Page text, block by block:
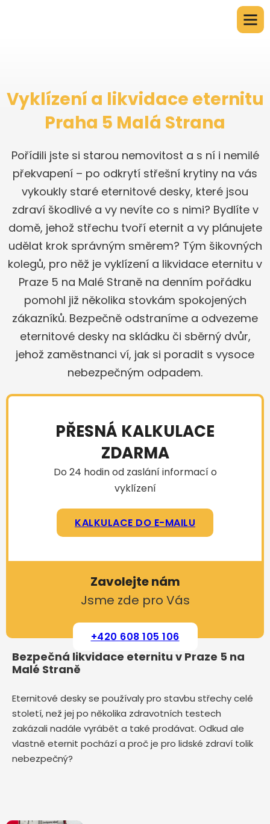
Vyklízení a likvidace eternitu
Praha 5 Malá Strana
Pořídili jste si starou nemovitost a s ní i nemilé
překvapení – po odkrytí střešní krytiny na vás
vykoukly staré eternitové desky, které jsou
zdraví škodlivé a vy nevíte co s nimi? Bydlíte v
domě, jehož střechu tvoří eternit a vy plánujete
udělat krok správným směrem? Tým šikovných
kolegů, pro něž je vyklízení a likvidace eternitu v
Praze 5 na Malé Straně na denním pořádku
pomohl již několika stovkám spokojených
zákazníků. Bezpečně odstraníme a odvezeme
eternitové desky na skládku či sběrný dvůr,
jehož zaměstnanci ví, jak si poradit s vysoce
nebezpečným odpadem.
PŘESNÁ KALKULACE
ZDARMA
Do 24 hodin od zaslání informací o
vyklízení
KALKULACE DO E-MAILU
Zavolejte nám
Jsme zde pro Vás
+420 608 105 106
Bezpečná likvidace eternitu v Praze 5 na
Malé Straně
Eternitové desky se používaly pro stavbu střechy celé
století, než jej po několika zdravotních testech
zakázali nadále vyrábět a také prodávat. Odkud ale
vlastně eternit pochází a proč je pro lidské zdraví tolik
nebezpečný?